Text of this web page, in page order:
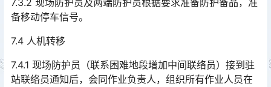
7.3.2 现场防护员及两端防护员根据要求准备防护备品，准
备移动停车信号。
7.4 人机转移
7.4.1 现场防护员（联系困难地段增加中间联络员）接到驻
站联络员通知后，会同作业负责人，组织所有作业人员在